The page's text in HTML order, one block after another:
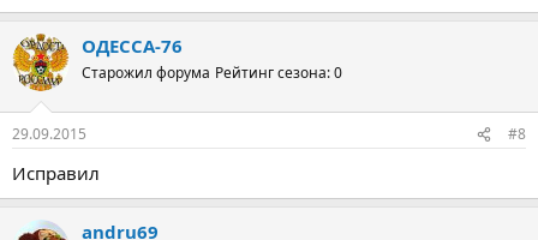
ОДЕССА-76
Старожил форума Рейтинг сезона: 0
29.09.2015 #8
Исправил
andru69